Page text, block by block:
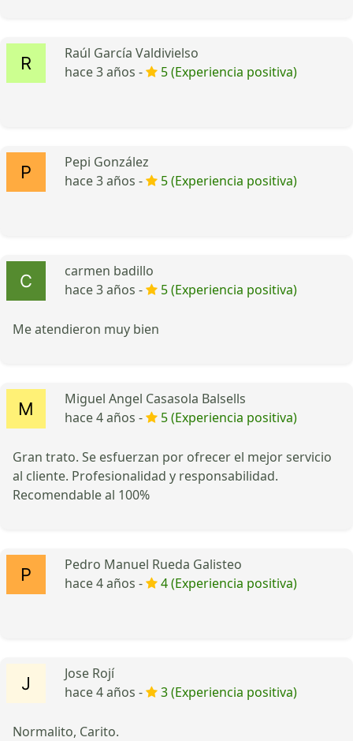
Raúl García Valdivielso
hace 3 años -
5 (Experiencia positiva)
Pepi González
hace 3 años -
5 (Experiencia positiva)
carmen badillo
hace 3 años -
5 (Experiencia positiva)
Me atendieron muy bien
Miguel Angel Casasola Balsells
hace 4 años -
5 (Experiencia positiva)
Gran trato. Se esfuerzan por ofrecer el mejor servicio
al cliente. Profesionalidad y responsabilidad.
Recomendable al 100%
Pedro Manuel Rueda Galisteo
hace 4 años -
4 (Experiencia positiva)
Jose Rojí
hace 4 años -
3 (Experiencia positiva)
Normalito, Carito.